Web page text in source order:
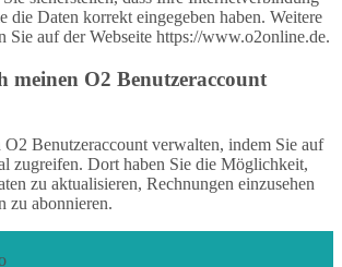
die Daten korrekt eingegeben haben. Weitere
Sie auf der Webseite https://www.o2online.de.
meinen O2 Benutzeraccount
Benutzeraccount verwalten, indem Sie auf
zugreifen. Dort haben Sie die Möglichkeit,
zu aktualisieren, Rechnungen einzusehen
zu abonnieren.